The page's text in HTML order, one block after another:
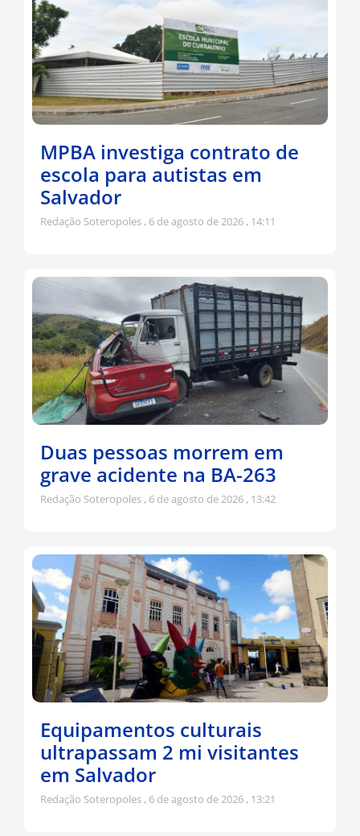
MPBA investiga contrato de
escola para autistas em
Salvador
Redação Soteropoles 6 de agosto de 2026 14:11
Duas pessoas morrem em
grave acidente na BA-263
Redação Soteropoles 6 de agosto de 2026 13:42
Equipamentos culturais
ultrapassam 2 mi visitantes
em Salvador
Redação Soteropoles 6 de agosto de 2026 13:21